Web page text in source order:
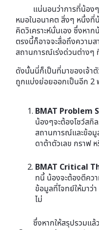
แน่นอนว่าการที่น้องๆ
หมอในอนาคต สิ่งๆ หนึ่งที่
คิดวิเคราะห์นั่นเอง ซึ่งหา
ตรงนี้ก็อาจจะสื่อถึงความส
สถานการณ์เร่งด่วนต่างๆ
ดังนั้นนี่ก็เป็นที่มาของเจ้าตั
ถูกแบ่งย่อยออกเป็นอีก 2
BMAT Problem
น้องๆจะต้องโชว์ส
สถานการณ์และข้อมู
ดาต้าตัวเลข กราฟ
BMAT Critical
ทนี้ น้องจะต้องตีคว
ข้อมูลที่โจทย์ให้มาว่
ไม่
ซึ่งหากให้สรุปรวมแล้ว